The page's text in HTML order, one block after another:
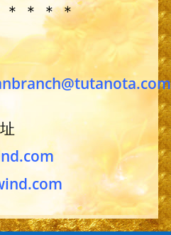
＊ ＊ ＊ ＊